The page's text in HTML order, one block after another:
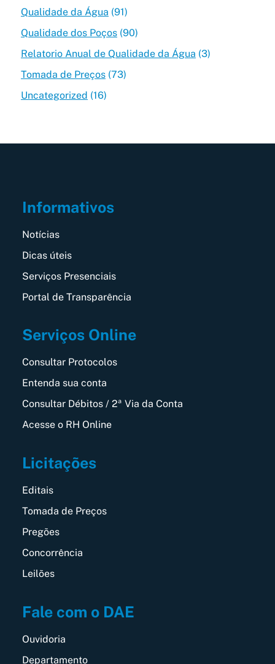
Qualidade da Água (91)
Qualidade dos Poços(90)
Relatorio Anual de Qualidade da Água (3)
Tomada de Preços(73)
Uncategorized (16)
Informativos
Notícias
Dicas úteis
Serviços Presenciais
Portal de Transparência
Serviços Online
Consultar Protocolos
Entenda sua conta
Consultar Débitos / 2ª Via da Conta
Acesse o RH Online
Licitações
Editais
Tomada de Preços
Pregões
Concorrência
Leilões
Fale com o DAE
Ouvidoria
Departamento